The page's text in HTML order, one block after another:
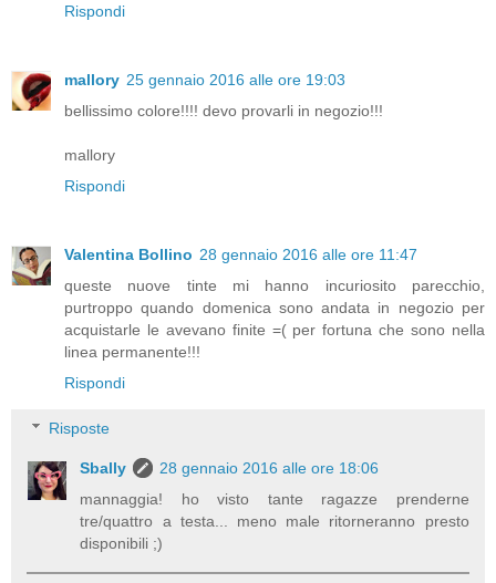
Rispondi
mallory 25 gennaio 2016 alle ore 19:03
bellissimo colore!!!! devo provarli in negozio!!!
mallory
Rispondi
Valentina Bollino 28 gennaio 2016 alle ore 11:47
queste nuove tinte mi hanno incuriosito parecchio,
purtroppo quando domenica sono andata in negozio per
acquistarle le avevano finite =( per fortuna che sono nella
linea permanente!!!
Rispondi
Risposte
Sbally
28 gennaio 2016 alle ore 18:06
mannaggia! ho visto tante ragazze prenderne
tre/quattro a testa... meno male ritorneranno presto
disponibili ;)